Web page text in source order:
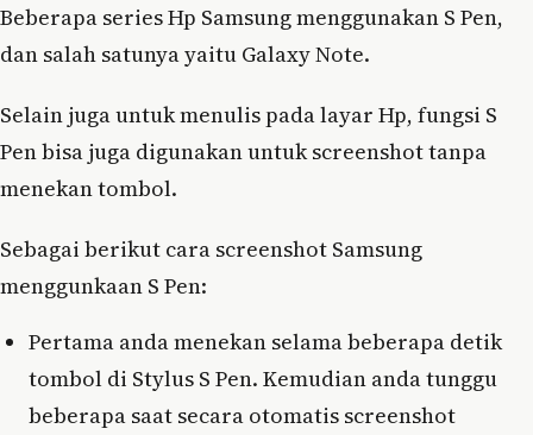
Beberapa series Hp Samsung menggunakan S Pen,
dan salah satunya yaitu Galaxy Note.
Selain juga untuk menulis pada layar Hp, fungsi S
Pen bisa juga digunakan untuk screenshot tanpa
menekan tombol.
Sebagai berikut cara screenshot Samsung
menggunkaan S Pen:
Pertama anda menekan selama beberapa detik
tombol di Stylus S Pen. Kemudian anda tunggu
beberapa saat secara otomatis screenshot